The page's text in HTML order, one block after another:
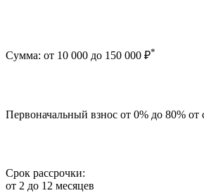
Сумма: от 10 000 до 150 000 ₽*
Первоначальный взнос от 0% до 80%
Срок рассрочки:
от 2 до 12 месяцев